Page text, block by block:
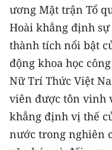
Bắc Trung Bộ
Duyên hải Nam
Nguyên
Đông Nam Bộ
Đồng bằng sông
Chuyên trang Hà Nội
ương Mặt trận Tổ
Hoài khẳng định
thành tích nổi bật
động khoa học
Nữ Trí Thức Việt
viên được tôn vinh
khẳng định vị thế
nước trong nghiên